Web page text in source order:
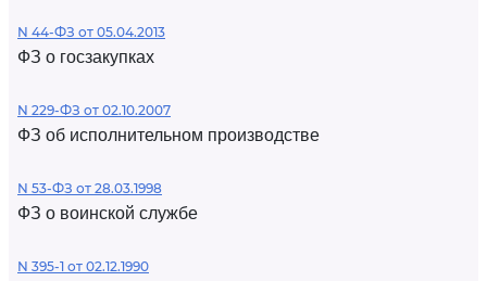
N 44-ФЗ от 05.04.2013
ФЗ о госзакупках
N 229-ФЗ от 02.10.2007
ФЗ об исполнительном производстве
N 53-ФЗ от 28.03.1998
ФЗ о воинской службе
N 395-1 от 02.12.1990